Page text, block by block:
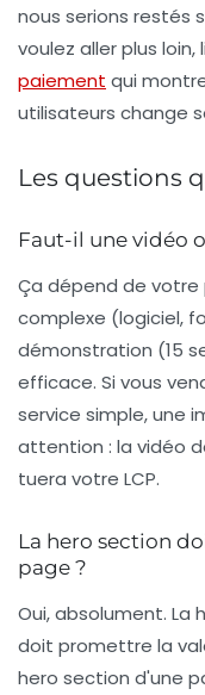
nous serions restés
voulez aller plus loin,
paiement qui
utilisateurs change
Les questions
Faut-il une vidéo
Ça dépend de votre
complexe (logiciel,
démonstration (15
efficace. Si vous
service simple, une
attention : la vidéo
tuera votre LCP.
La hero section
page ?
Oui, absolument. La
doit promettre la
hero section d'une